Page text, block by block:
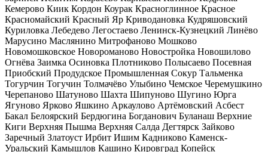
Кемерово Киик Кордон Коурак Красноглинное Красное
Красномайский Красный Яр Криводановка Кудряшовский
Куриловка Лебедево Легостаево Ленинск-Кузнецкий Линёво
Марусино Маслянино Митрофаново Мошково
Новомошковское Новороманово Новостройка Новошилово
Огнёва Заимка Осиновка Плотниково Полысаево Посевная
Приобский Продудское Промышленная Сокур Тальменка
Тогурчин Тогучин Толмачёво Улыбино Чемское Черемушкино
Черепаново Шатуново Шахта Шипуново Шугино Юрга
Ягуново Ярково Яшкино Аркаулово Артёмовский Асбест
Бакал Белоярский Бердюгина Богданович Буланаш Верхние
Киги Верхняя Пышма Верхняя Салда Дегтярск Зайково
Заречный Златоуст Ирбит Ишим Кадниково Каменск-
Уральский Камышлов Кашино Кировград Копейск